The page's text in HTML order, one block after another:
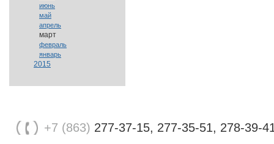
июнь
май
апрель
март
февраль
январь
2015
+7 (863) 277-37-15, 277-35-51, 278-39-